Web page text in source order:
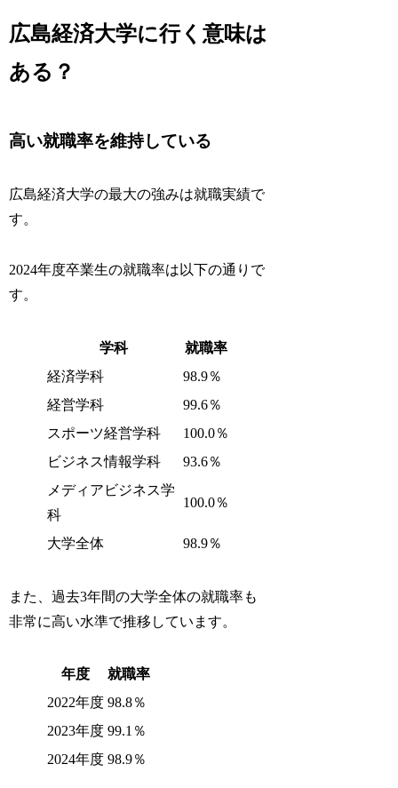
広島経済大学に行く意味は
ある？
高い就職率を維持している
広島経済大学の最大の強みは就職実績で
す。
2024年度卒業生の就職率は以下の通りで
す。
学科
就職率
経済学科
98.9％
経営学科
99.6％
スポーツ経営学科
100.0％
ビジネス情報学科
93.6％
メディアビジネス学
科
100.0％
大学全体 98.9％
また、過去3年間の大学全体の就職率も
非常に高い水準で推移しています。
年度
就職率
2022年度 98.8％
2023年度 99.1％
2024年度 98.9％